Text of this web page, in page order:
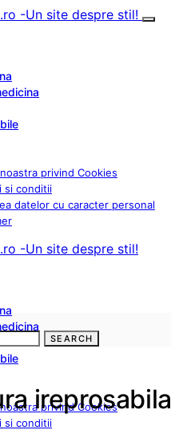
privind Cookies
si conditii
datelor cu caracter personal
privind Cookies
si conditii
SEARCH
ireprosabila